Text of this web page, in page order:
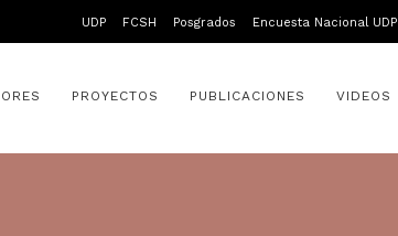
UDP FCSH Posgrados Encuesta Nacional UDP
PROYECTOS PUBLICACIONES VIDEOS